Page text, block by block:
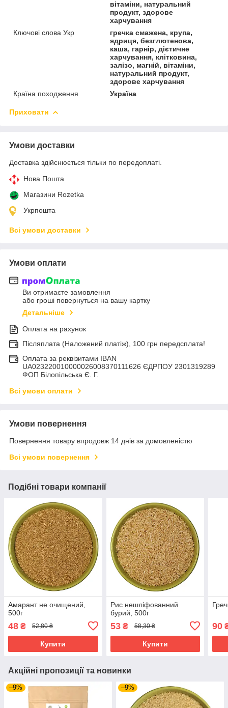
вітаміни, натуральний
продукт, здорове
харчування
Ключові слова Укр
гречка смажена, крупа,
ядриця, безглютенова,
каша, гарнір, дієтичне
харчування, клітковина,
залізо, магній, вітаміни,
натуральний продукт,
здорове харчування
Країна походження
Україна
Приховати
Умови доставки
Доставка здійснюється тільки по передоплаті.
Нова Пошта
Магазини Rozetka
Укрпошта
Всі умови доставки
Умови оплати
Ви отримаєте замовлення
або гроші повернуться на вашу картку
Детальніше
Оплата на рахунок
Післяплата (Наложений платіж), 100 грн передсплата!
Оплата за реквізитами IBAN
UA023220010000026008370111626 ЄДРПОУ 2301319289
ФОП Білопільська Є. Г.
Всі умови оплати
Умови повернення
Повернення товару впродовж 14 днів за домовленістю
Всі умови повернення
Подібні товари компанії
Амарант не очищений,
500г
48 ₴ 52,80 ₴
Купити
Рис нешліфованний
бурий, 500г
53₴ 58,30 ₴
Купити
90
Акційні пропозиції та новинки
–9% –9%